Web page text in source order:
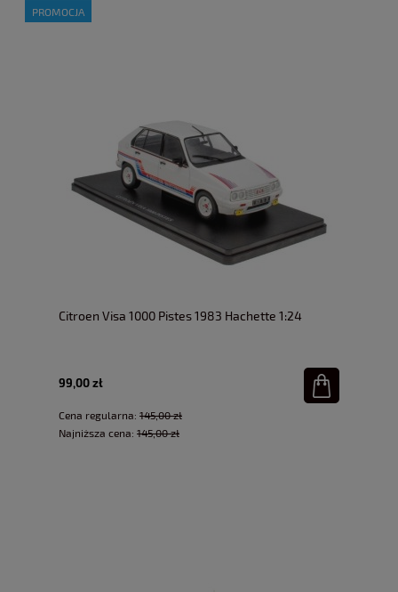
Citroen Visa 1000 Pistes 1983 Hachette 1:24
99,00 zł
Cena regularna: 145,00 zł
Najniższa cena: 145,00 zł
PROMOCJA